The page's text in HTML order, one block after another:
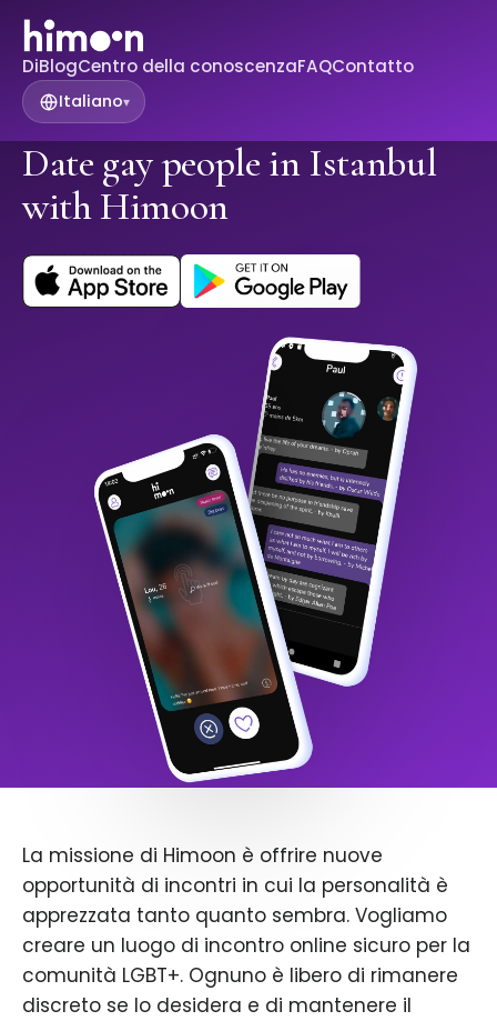
DiBlogCentro della conoscenzaFAQContatto
Italiano▾
Date gay people in Istanbul
with Himoon
La missione di Himoon è offrire nuove
opportunità di incontri in cui la personalità è
apprezzata tanto quanto sembra. Vogliamo
creare un luogo di incontro online sicuro per la
comunità LGBT+. Ognuno è libero di rimanere
discreto se lo desidera e di mantenere il